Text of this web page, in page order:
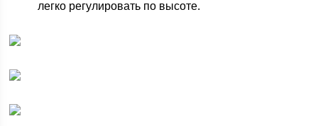
легко регулировать по высоте.